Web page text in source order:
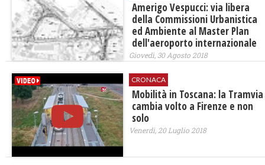
Amerigo Vespucci: via libera
della Commissioni Urbanistica
ed Ambiente al Master Plan
dell'aeroporto internazionale
Giovedì, 30 Agosto 2018
CRONACA
Mobilità in Toscana: la Tramvia
cambia volto a Firenze e non
solo
Venerdì, 20 Luglio 2018